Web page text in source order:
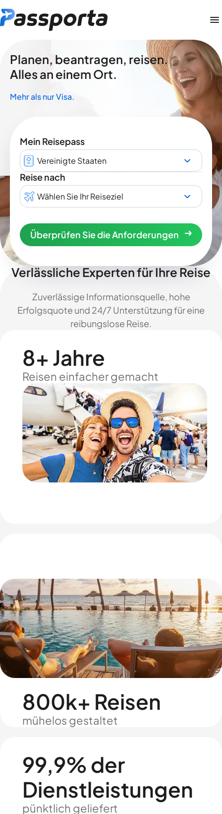
Planen, beantragen, reisen.
Alles an einem Ort.
Mehr als nur Visa.
Mein Reisepass
Vereinigte Staaten
Reise nach
Wählen Sie Ihr Reiseziel
Überprüfen Sie die Anforderungen
Verlässliche Experten für Ihre Reise
Zuverlässige Informationsquelle, hohe
Erfolgsquote und 24/7 Unterstützung für eine
reibungslose Reise.
8+ Jahre
Reisen einfacher gemacht
800k+ Reisen
mühelos gestaltet
99,9% der
Dienstleistungen
pünktlich geliefert